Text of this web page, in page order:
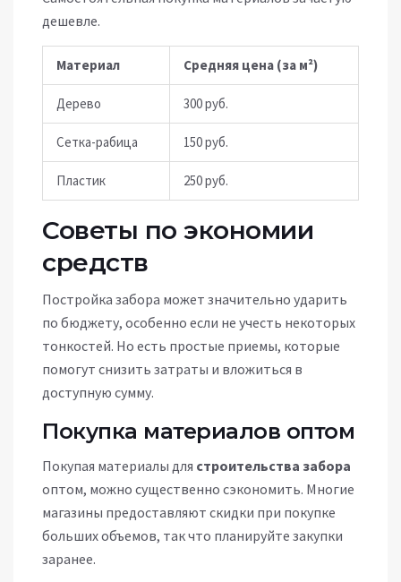
дешевле.
Материал Средняя цена (за м²)
Дерево 300 руб.
Сетка-рабица 150 руб.
Пластик 250 руб.
Советы по экономии
средств
Постройка забора может значительно ударить
по бюджету, особенно если не учесть некоторых
тонкостей. Но есть простые приемы, которые
помогут снизить затраты и вложиться в
доступную сумму.
Покупка материалов оптом
Покупая материалы для строительства забора
оптом, можно существенно сэкономить. Многие
магазины предоставляют скидки при покупке
больших объемов, так что планируйте закупки
заранее.